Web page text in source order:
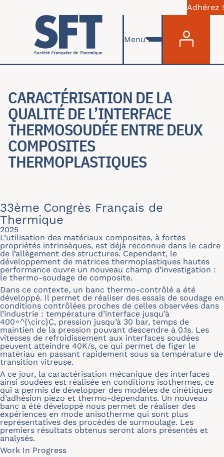
Skip to main content
Adhérez !
Menu
CARACTÉRISATION DE LA
QUALITÉ DE L’INTERFACE
THERMOSOUDÉE ENTRE DEUX
COMPOSITES
THERMOPLASTIQUES
33ème Congrès Français de
Thermique
2025
L’utilisation des matériaux composites, à fortes
propriétés intrinsèques, est déjà reconnue dans le cadre
de l’allègement des structures. Cependant, le
développement de matrices thermoplastiques hautes
performance ouvre un nouveau champ d’investigation :
le thermo-soudage de composite.
Dans ce contexte, un banc thermo-contrôlé a été
développé. Il permet de réaliser des essais de soudage en
conditions contrôlées proches de celles observées dans
l’industrie : température d’interface jusqu’à
400∘^{\circ}C, pression jusqu’à 30 bar, temps de
maintien de la pression pouvant descendre à 0.1s. Les
vitesses de refroidissement aux interfaces soudées
peuvent atteindre 40K/s, ce qui permet de figer le
matériau en passant rapidement sous sa température de
transition vitreuse.
A ce jour, la caractérisation mécanique des interfaces
ainsi soudées est réalisée en conditions isothermes, ce
qui a permis de développer des modèles de cinétiques
d’adhésion piezo et thermo-dépendants. Un nouveau
banc a été développé nous permet de réaliser des
expériences en mode anisotherme qui sont plus
représentatives des procédés de surmoulage. Les
premiers résultats obtenus seront alors présentés et
analysés.
Work In Progress